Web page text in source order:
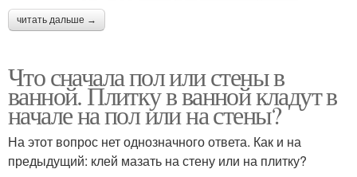
читать дальше →
Что сначала пол или стены в
ванной. Плитку в ванной кладут в
начале на пол или на стены?
На этот вопрос нет однозначного ответа. Как и на
предыдущий: клей мазать на стену или на плитку?